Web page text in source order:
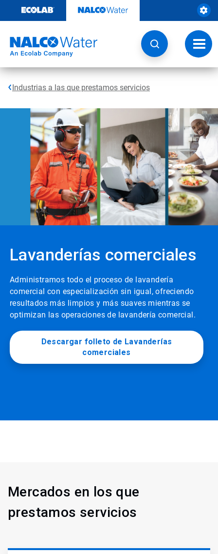
contenido
Botón
de
Industrias a las que prestamos servicios
Lavanderías comerciales
Administramos todo el proceso de lavandería
comercial con especialización sin igual, ofreciendo
resultados más limpios y más suaves mientras se
optimizan las operaciones de lavandería comercial.
Descargar folleto de Lavanderías
comerciales
Mercados en los que
prestamos servicios